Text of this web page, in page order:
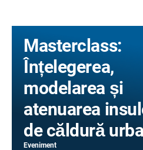
Masterclass:
Înțelegerea,
modelarea și
atenuarea
de căldură
Eveniment